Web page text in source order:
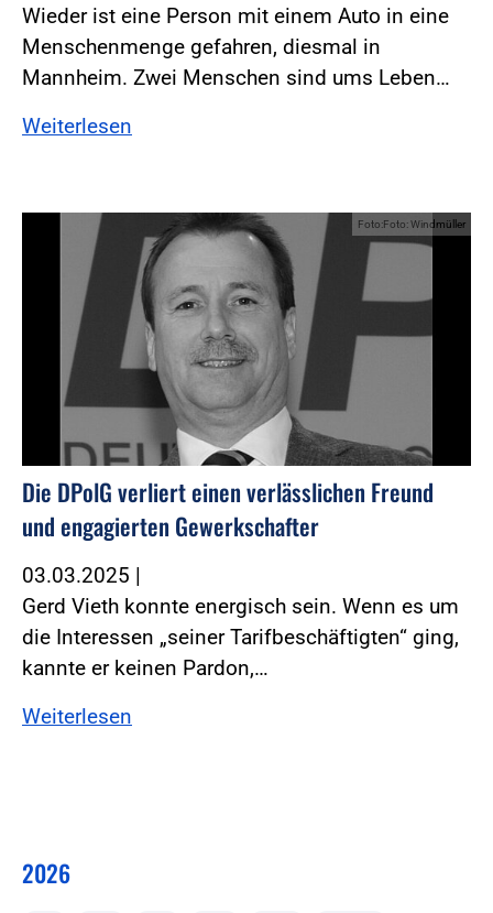
Wieder ist eine Person mit einem Auto in eine
Menschenmenge gefahren, diesmal in
Mannheim. Zwei Menschen sind ums Leben…
Weiterlesen
Foto:Foto: Windmüller
Die DPolG verliert einen verlässlichen Freund
und engagierten Gewerkschafter
03.03.2025 |
Gerd Vieth konnte energisch sein. Wenn es um
die Interessen „seiner Tarifbeschäftigten“ ging,
kannte er keinen Pardon,…
Weiterlesen
2026